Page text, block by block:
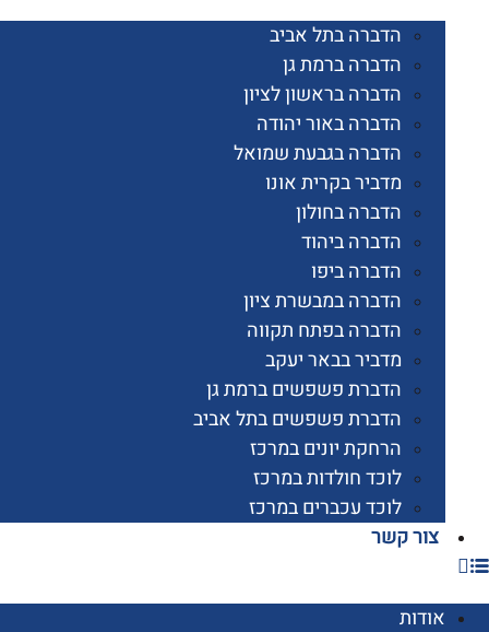
הדברה בתל אביב
הדברה ברמת גן
הדברה בראשון לציון
הדברה באור יהודה
הדברה בגבעת שמואל
מדביר בקרית אונו
הדברה בחולון
הדברה ביהוד
הדברה ביפו
הדברה במבשרת ציון
הדברה בפתח תקווה
מדביר בבאר יעקב
הדברת פשפשים ברמת גן
הדברת פשפשים בתל אביב
הרחקת יונים במרכז
לוכד חולדות במרכז
לוכד עכברים במרכז
קשר